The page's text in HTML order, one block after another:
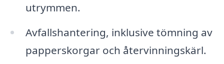
utrymmen.
Avfallshantering, inklusive tömning av
papperskorgar och återvinningskärl.